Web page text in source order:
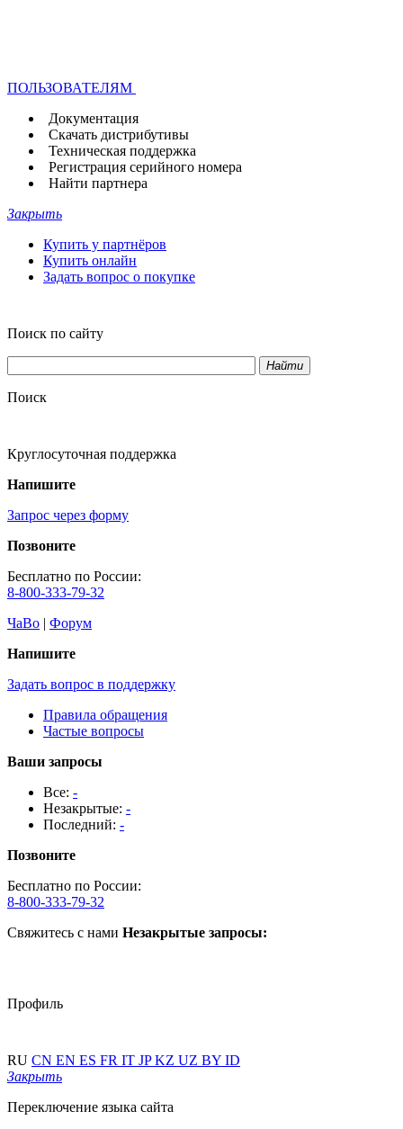
ПОЛЬЗОВАТЕЛЯМ
Документация
Скачать дистрибутивы
Техническая поддержка
Регистрация серийного номера
Найти партнера
Закрыть
Купить у партнёров
Купить онлайн
Задать вопрос о покупке
Поиск по сайту
Найти
Поиск
Круглосуточная поддержка
Напишите
Запрос через форму
Позвоните
Бесплатно по России:
8-800-333-79-32
ЧаВо | Форум
Напишите
Задать вопрос в поддержку
Правила обращения
Частые вопросы
Ваши запросы
Все: -
Незакрытые: -
Последний: -
Позвоните
Бесплатно по России:
8-800-333-79-32
Свяжитесь с нами Незакрытые запросы:
Профиль
RU CN EN ES FR IT JPKZ UZ BY ID
Закрыть
Переключение языка сайта